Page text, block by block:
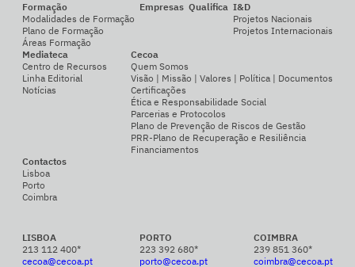
Formação
Modalidades de Formação
Plano de Formação
Áreas Formação
Empresas Qualifica I&D
Projetos Nacionais
Projetos Internacionais
Mediateca
Centro de Recursos
Linha Editorial
Notícias
Cecoa
Quem Somos
Visão | Missão | Valores | Política | Documentos
Certificações
Ética e Responsabilidade Social
Parcerias e Protocolos
Plano de Prevenção de Riscos de Gestão
PRR-Plano de Recuperação e Resiliência
Financiamentos
Contactos
Lisboa
Porto
Coimbra
LISBOA
213 112 400*
cecoa@cecoa.pt
PORTO
223 392 680*
porto@cecoa.pt
COIMBRA
239 851 360*
coimbra@cecoa.pt